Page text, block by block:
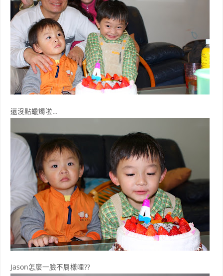
還沒點蠟燭啦…
Jason怎麼一臉不屑樣哩??